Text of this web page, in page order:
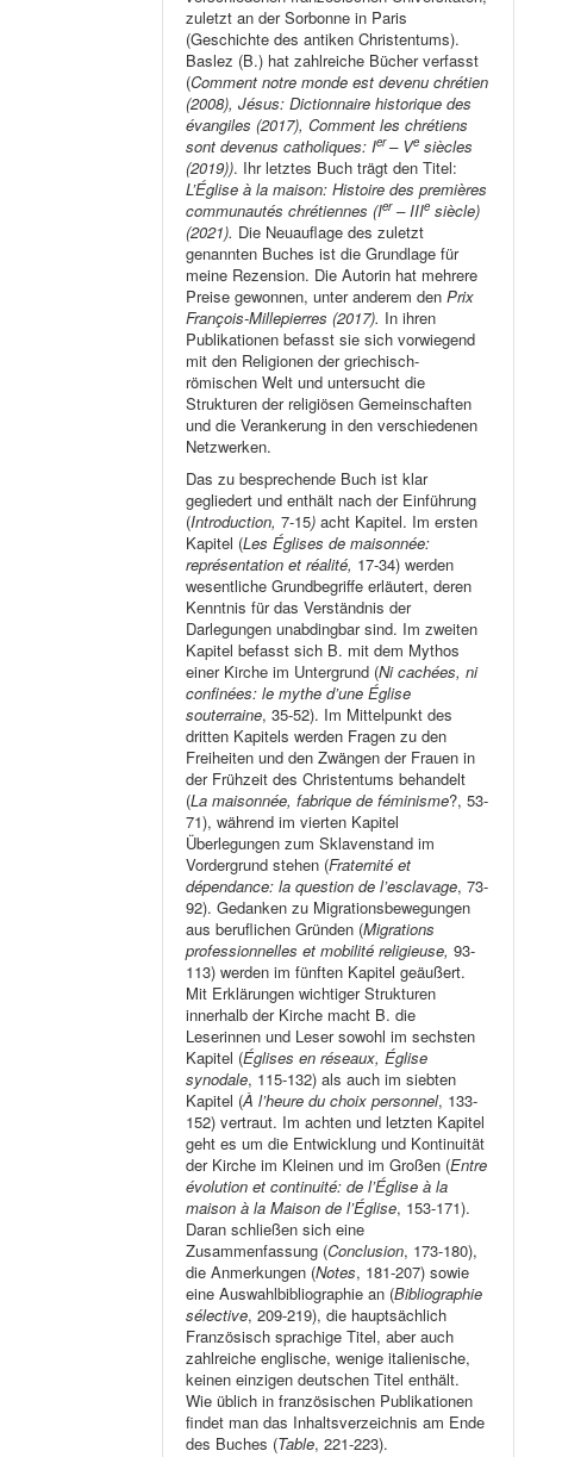
zuletzt an der Sorbonne in Paris
(Geschichte des antiken Christentums).
Baslez (B.) hat zahlreiche Bücher verfasst
(Comment notre monde est devenu chrétien
(2008), Jésus: Dictionnaire historique des
évangiles (2017), Comment les chrétiens
sont devenus catholiques: Ier– Ve siècles
(2019)). Ihr letztes Buch trägt den Titel:
L’Église à la maison: Histoire des premières
communautés chrétiennes (Ier– IIIe siècle)
(2021). Die Neuauflage des zuletzt
genannten Buches ist die Grundlage für
meine Rezension. Die Autorin hat mehrere
Preise gewonnen, unter anderem denPrix
François-Millepierres (2017). In ihren
Publikationen befasst sie sich vorwiegend
mit den Religionen der griechisch-
römischen Welt und untersucht die
Strukturen der religiösen Gemeinschaften
und die Verankerung in den verschiedenen
Netzwerken.
Das zu besprechende Buch ist klar
gegliedert und enthält nach der Einführung
(Introduction,7-15)acht Kapitel. Im ersten
Kapitel (Les Églises de maisonnée:
représentation et réalité, 17-34) werden
wesentliche Grundbegriffe erläutert, deren
Kenntnis für das Verständnis der
Darlegungen unabdingbar sind. Im zweiten
Kapitel befasst sich B. mit dem Mythos
einer Kirche im Untergrund (Ni cachées, ni
confinées: le mythe d’une Église
souterraine, 35-52). Im Mittelpunkt des
dritten Kapitels werden Fragen zu den
Freiheiten und den Zwängen der Frauen in
der Frühzeit des Christentums behandelt
(La maisonnée, fabrique de féminisme?, 53-
71), während im vierten Kapitel
Überlegungen zum Sklavenstand im
Vordergrund stehen (Fraternité et
dépendance: la question de l’esclavage, 73-
92). Gedanken zu Migrationsbewegungen
aus beruflichen Gründen (Migrations
professionnelles et mobilité religieuse,93-
113) werden im fünften Kapitel geäußert.
Mit Erklärungen wichtiger Strukturen
innerhalb der Kirche macht B. die
Leserinnen und Leser sowohl im sechsten
Kapitel (Églises en réseaux, Église
synodale, 115-132) als auch im siebten
Kapitel (À l’heure du choix personnel, 133-
152) vertraut. Im achten und letzten Kapitel
geht es um die Entwicklung und Kontinuität
der Kirche im Kleinen und im Großen (Entre
évolution et continuité: de l’Église à la
maison à la Maison de l’Église, 153-171).
Daran schließen sich eine
Zusammenfassung (Conclusion, 173-180),
die Anmerkungen (Notes, 181-207) sowie
eine Auswahlbibliographie an (Bibliographie
sélective, 209-219), die hauptsächlich
Französisch sprachige Titel, aber auch
zahlreiche englische, wenige italienische,
keinen einzigen deutschen Titel enthält.
Wie üblich in französischen Publikationen
findet man das Inhaltsverzeichnis am Ende
des Buches (Table, 221-223).